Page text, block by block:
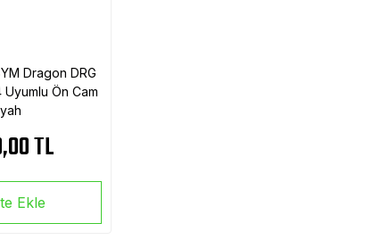
Dragon DRG
Ön Cam
TL
Ekle